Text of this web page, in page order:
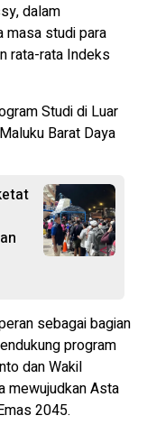
dalam
masa studi para
rata-rata Indeks
Studi di Luar
Barat Daya
sebagai bagian
program
dan Wakil
mewujudkan Asta
2045.